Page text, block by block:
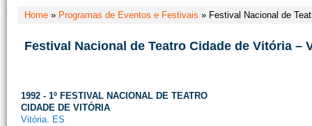
Home » Programas de Eventos e Festivais » Festival Nacional de
Festival Nacional de Teatro Cidade de Vitória –
1992 - 1º FESTIVAL NACIONAL DE TEATRO
CIDADE DE VITÓRIA
Vitória. ES